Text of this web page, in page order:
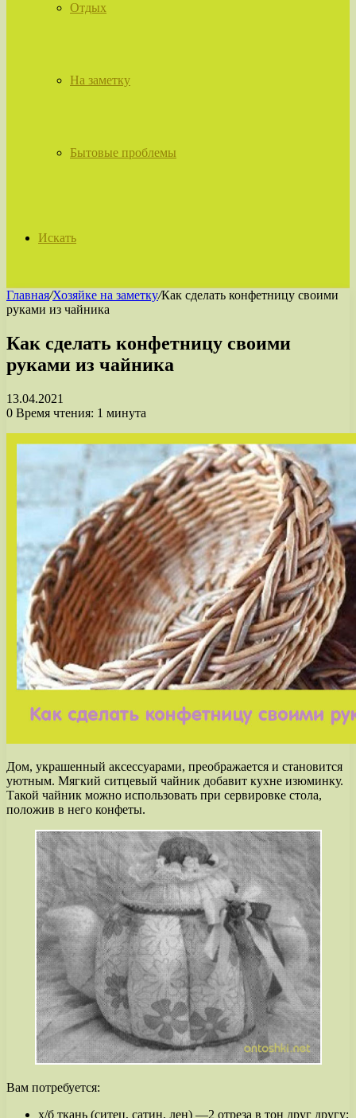
Отдых
На заметку
Бытовые проблемы
Искать
Главная/Хозяйке на заметку/Как сделать конфетницу своими
руками из чайника
Как сделать конфетницу своими
руками из чайника
13.04.2021
0 Время чтения: 1 минута
Дом, украшенный аксессуарами, преображается и становится
уютным. Мягкий ситцевый чайник добавит кухне изюминку.
Такой чайник можно использовать при сервировке стола,
положив в него конфеты.
Вам потребуется:
х/б ткань (ситец, сатин, лен) —2 отреза в тон друг другу;